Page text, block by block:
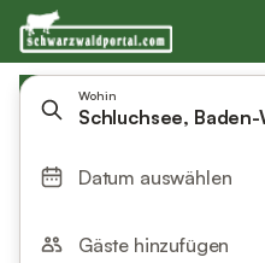
Wohin
Schluchsee,
Datum auswählen
Gäste hinzufügen